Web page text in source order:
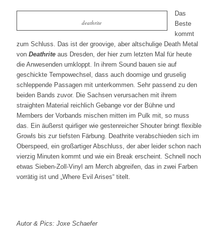
deathrite
Das
Beste
kommt
zum Schluss. Das ist der groovige, aber altschulige Death Metal
von Deathriteaus Dresden, der hier zum letzten Mal für heute
die Anwesenden umkloppt. In ihrem Sound bauen sie auf
geschickte Tempowechsel, dass auch doomige und gruselig
schleppende Passagen mit unterkommen. Sehr passend zu den
beiden Bands zuvor. Die Sachsen verursachen mit ihrem
straighten Material reichlich Gebange vor der Bühne und
Members der Vorbands mischen mitten im Pulk mit, so muss
das. Ein äußerst quirliger wie gestenreicher Shouter bringt flexible
Growls bis zur tiefsten Färbung. Deathrite verabschieden sich im
Oberspeed, ein großartiger Abschluss, der aber leider schon nach
vierzig Minuten kommt und wie ein Break erscheint. Schnell noch
etwas Sieben-Zoll-Vinyl am Merch abgreifen, das in zwei Farben
vorrätig ist und „Where Evil Arises“ titelt.
Autor & Pics: Joxe Schaefer